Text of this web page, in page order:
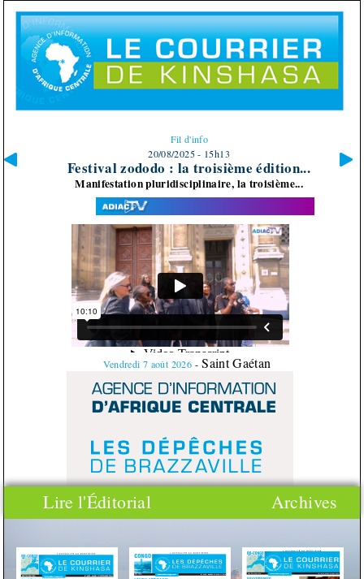
Fil d'info
20/08/2025 - 15h06
Jeux: "Mwana science" de tsaka revient...
Dans une approche de démystifier la science, la...
Vendredi 7 août 2026 -Saint Gaétan
Lire l'Éditorial Archives